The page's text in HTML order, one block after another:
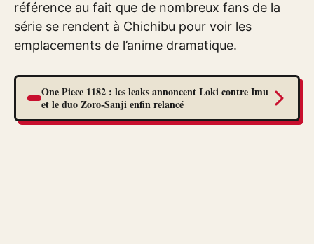
référence au fait que de nombreux fans de la
série se rendent à Chichibu pour voir les
emplacements de l’anime dramatique.
One Piece 1182 : les leaks annoncent Loki contre Imu
et le duo Zoro-Sanji enfin relancé